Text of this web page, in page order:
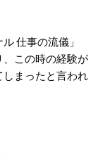
仕事の流儀」
この時の経験が
まったと言われ